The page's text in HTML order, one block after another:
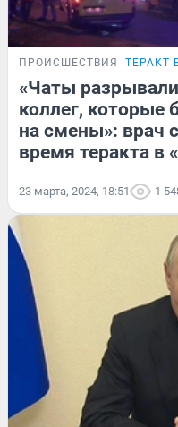
ПРОИСШЕСТВИЯ ТЕРАКТ В
«Чаты
коллег, которые
на смены»: врач
время теракта в
23 марта, 2024, 18:51 1